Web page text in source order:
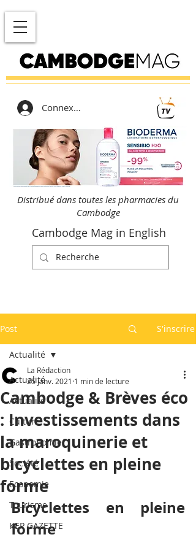
Connexion
Distribué dans toutes les pharmacies du
Cambodge
Cambodge Mag in English
Post S'inscrire
Actualité
Actualité
Culture
Gastronomie
Société
Economie
Tourisme
KEP GAZETTE
Actualité
Cambodge & Brèves éco
: Investissements dans
la maroquinerie et
bicyclettes en pleine
forme
La Rédaction
25 janv. 2021 1 min de lecture
Bicyclettes en pleine
forme